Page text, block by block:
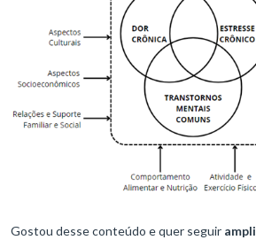
Gostou desse conteúdo e quer seguir